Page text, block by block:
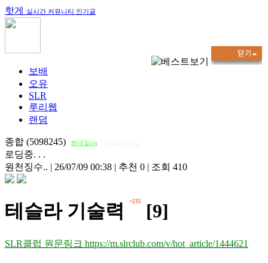
핫게 실시간 커뮤니티 인기글
보배
오유
SLR
루리웹
랜덤
종합 (5098245) 썸네일on
로딩중. . .
원천징수.. | 26/07/09 00:38 | 추천 0 | 조회 410
테슬라 기술력 +235 [9]
SLR클럽 원문링크 https://m.slrclub.com/v/hot_article/1444621